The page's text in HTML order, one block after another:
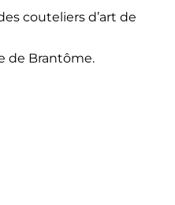
couteliers d’art de
de Brantôme.